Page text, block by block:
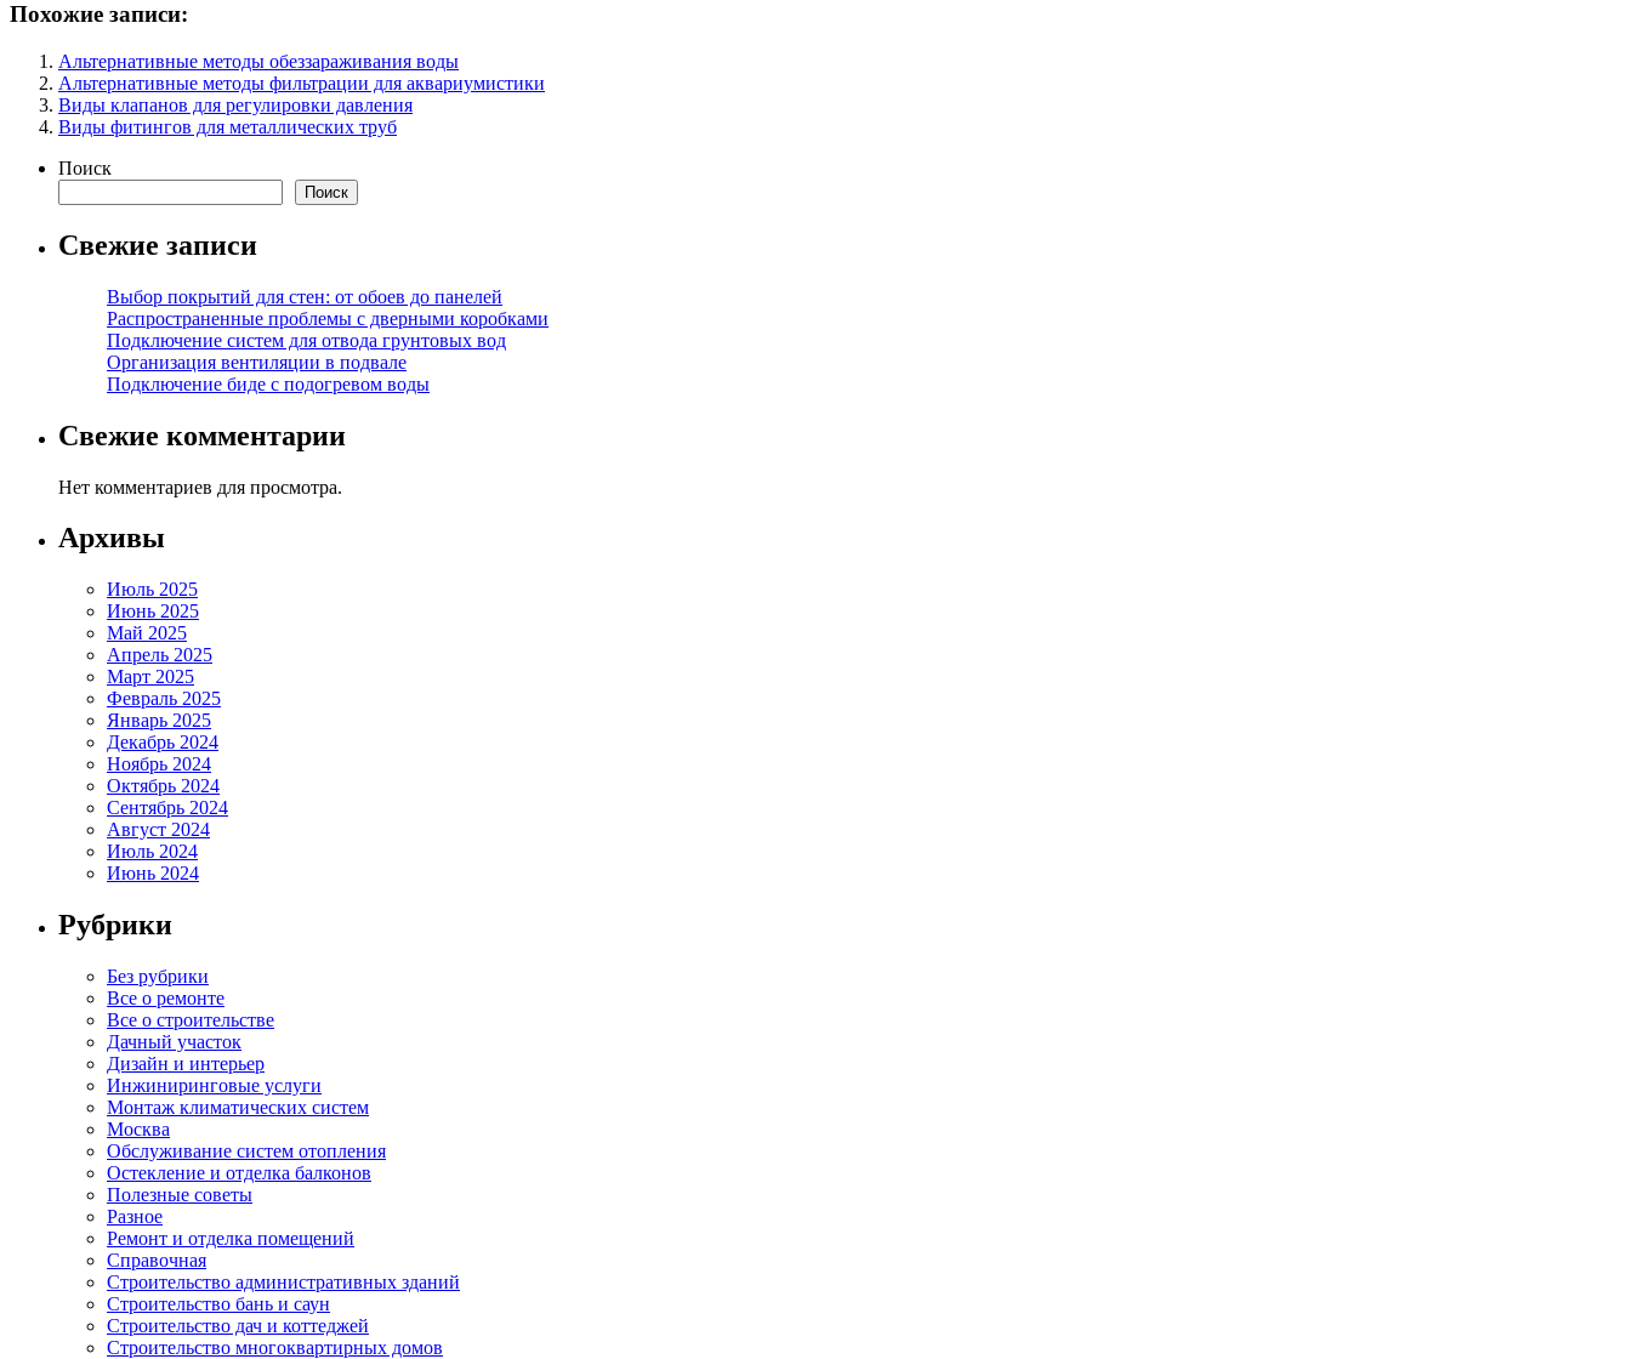
Похожие записи:
Альтернативные методы обеззараживания воды
Альтернативные методы фильтрации для аквариумистики
Виды клапанов для регулировки давления
Виды фитингов для металлических труб
Поиск
Поиск
Свежие записи
Выбор покрытий для стен: от обоев до панелей
Распространенные проблемы с дверными коробками
Подключение систем для отвода грунтовых вод
Организация вентиляции в подвале
Подключение биде с подогревом воды
Свежие комментарии
Нет комментариев для просмотра.
Архивы
Июль 2025
Июнь 2025
Май 2025
Апрель 2025
Март 2025
Февраль 2025
Январь 2025
Декабрь 2024
Ноябрь 2024
Октябрь 2024
Сентябрь 2024
Август 2024
Июль 2024
Июнь 2024
Рубрики
Без рубрики
Все о ремонте
Все о строительстве
Дачный участок
Дизайн и интерьер
Инжиниринговые услуги
Монтаж климатических систем
Москва
Обслуживание систем отопления
Остекление и отделка балконов
Полезные советы
Разное
Ремонт и отделка помещений
Справочная
Строительство административных зданий
Строительство бань и саун
Строительство дач и коттеджей
Строительство многоквартирных домов